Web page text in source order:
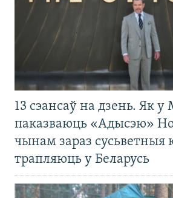
13 сэансаў на дзень. Як
паказваюць «Адысэю»
чынам зараз сусьветныя
трапляюць у Беларусь